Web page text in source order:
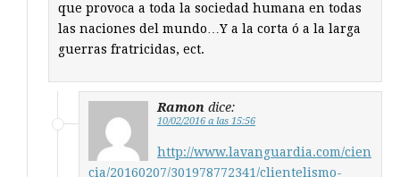
que provoca a toda la sociedad humana en todas
las naciones del mundo…Y a la corta ó a la larga
guerras fratricidas, ect.
Ramon dice:
10/02/2016 a las 15:56
http://www.lavanguardia.com/cien
cia/20160207/301978772341/clientelismo-